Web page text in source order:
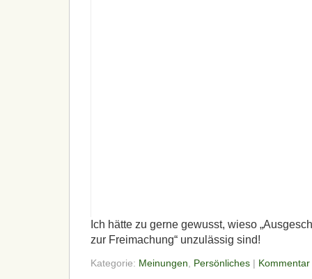
Ich hätte zu gerne gewusst, wieso
zur Freimachung“ unzulässig sind!
Kategorie: Meinungen Persönliches | Kommentar